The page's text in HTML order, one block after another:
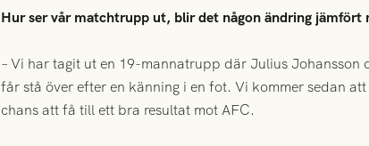
Hur ser vår matchtrupp ut, blir det någon ändring jämfört
– Vi har tagit ut en 19-mannatrupp där Julius
får stå över efter en känning i en fot. Vi kommer sedan
chans att få till ett bra resultat mot AFC.